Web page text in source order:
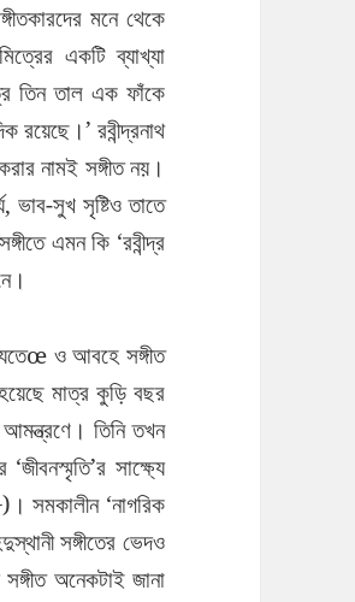
মনে থেকে
একটি ব্যাখ্যা
তিন তাল এক ফাঁকে
রবীন্দ্রনাথ
নামই সঙ্গীত নয়।
ভাব-সুখ সৃষ্টিও তাতে
এমন কি ‘রবীন্দ্র
যতেœ ও আবহে সঙ্গীত
মাত্র কুড়ি বছর
আমন্ত্রণে। তিনি তখন
সাক্ষ্যে
সমকালীন ‘নাগরিক
সঙ্গীতের ভেদও
অনেকটাই জানা